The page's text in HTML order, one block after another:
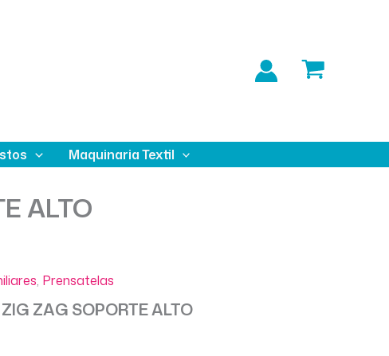
Maquinaria Textil
ALTO
, Prensatelas
ZAG SOPORTE ALTO